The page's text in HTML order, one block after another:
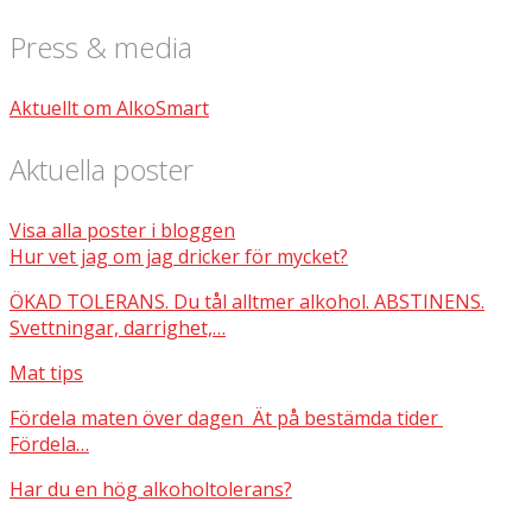
Press & media
Aktuellt om AlkoSmart
Aktuella poster
Visa alla poster i bloggen
Hur vet jag om jag dricker för mycket?
ÖKAD TOLERANS. Du tål alltmer alkohol. ABSTINENS.
Svettningar, darrighet,…
Mat tips
Fördela maten över dagen Ät på bestämda tider
Fördela…
Har du en hög alkoholtolerans?